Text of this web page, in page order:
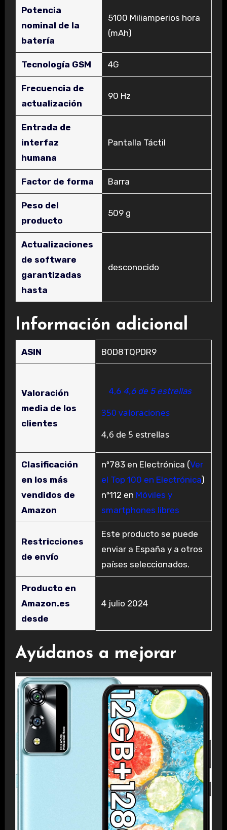
Potencia
nominal de la
batería
‎5100 Miliamperios hora
(mAh)
Tecnología GSM ‎4G
Frecuencia de
actualización
‎90 Hz
Entrada de
interfaz
humana
‎Pantalla Táctil
Factor de forma ‎Barra
Peso del
producto
‎509 g
Actualizaciones
de software
garantizadas
hasta
‎desconocido
Información adicional
ASIN B0D8TQPDR9
Valoración
media de los
clientes
4,6 4,6 de 5 estrellas
350 valoraciones
4,6 de 5 estrellas
Clasificación
en los más
vendidos de
Amazon
nº783 en Electrónica (Ver
el Top 100 en Electrónica)
nº112 en Móviles y
smartphones libres
Restricciones
de envío
Este producto se puede
enviar a España y a otros
países seleccionados.
Producto en
Amazon.es
desde
4 julio 2024
Ayúdanos a mejorar